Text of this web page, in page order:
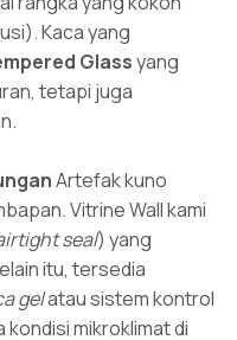
Kaca yang
Glassyang
tetapi juga
Artefak kuno
Vitrine Wall kami
seal) yang
itu, tersedia
gelatau sistem kontrol
mikroklimat di